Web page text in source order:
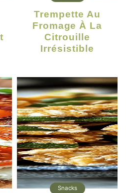
Trempette Au
Fromage À La
Citrouille
Irrésistible
Snacks